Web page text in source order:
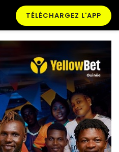
TÉLÉCHARGEZ L'APP